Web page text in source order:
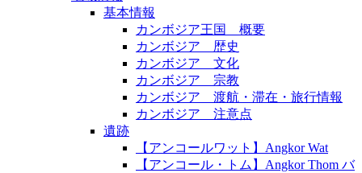
基本情報
カンボジア王国 概要
カンボジア 歴史
カンボジア 文化
カンボジア 宗教
カンボジア 渡航・滞在・旅行情報
カンボジア 注意点
遺跡
【アンコールワット】Angkor Wat
【アンコール・トム】Angkor Thom バ